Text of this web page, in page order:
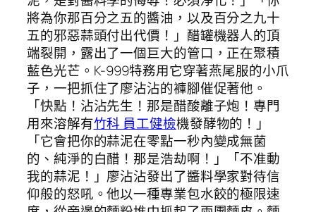
將為你那百分之五的醬油，以及百分之九十
五的邪惡蒜頭付出代價！」醋罐機器人的頂
端裂開，露出了一個巨大的管口，正在聚積
藍色光芒。K-999特務用它穿著燕尾服的小爪
子，一把抓住了廖沾沾的褲腳催促著他。
「快點！沾沾先生！那是醋酸離子炮！專門
用來溶解有竹科 員工健檢機發酵物的！」
「它會把你的蒜泥在零點一秒內變成無菌
的、純淨的白醋！那是浩劫啊！」「不准動
我的蒜泥！」廖沾沾發出了醬料學家對待信
仰般的怒吼。他以一種專業包水餃的極限速